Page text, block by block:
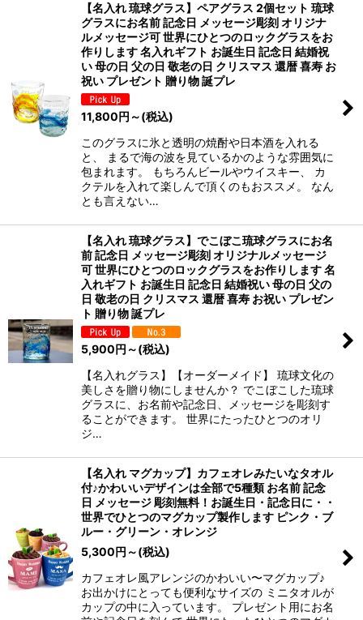
【名入れ 琉球グラス】ペアグラス 2個セット 琉球
グラスにお名前 記念日 メッセージ彫刻 オリジナ
ルメッセージ可 世界にひとつのロックグラスをお
作りします 名入れギフト お誕生日 記念日 結婚祝
い 母の日 父の日 敬老の日 クリスマス 還暦 喜寿 お
祝い プレゼント 贈り物 誕プレ
11,800円 ～(税込)
このグラスに氷と透明の焼酎や日本酒を入れる
と、 まるで海の波を見ているかのような雰囲気に
包まれます。 もちろんビールやウイスキー、 カ
クテルを入れて楽しんで頂くのもおススメ。 なん
とも言えない…
【名入れ 琉球グラス】でこぼこ琉球グラスにお名
前 記念日 メッセージ彫刻 オリジナルメッセージ
可 世界にひとつのロックグラスをお作りします 名
入れギフト お誕生日 記念日 結婚祝い 母の日 父の
日 敬老の日 クリスマス 還暦 喜寿 お祝い プレゼン
ト 贈り物 誕プレ
5,900円 ～(税込)
【名入れグラス】【オーダーメイド】 琉球文化の
美しさを贈り物にしませんか？ でこぼこした琉球
グラスに、お名前や記念日、メッセージを彫刻す
ることができます。 世界にたったひとつのオリ
ジ…
【名入れ マグカップ】カフェオレみたいなタオル
付♪かわいいデザインは全部で5種類 お名前 記念
日 メッセージ 彫刻無料！お誕生日・記念日に・・
世界でひとつのマグカップ製作します ピンク・ブ
ルー・グリーン・オレンジ
5,300円 ～(税込)
カフェオレ風アレンジのかわいい〜マグカップ♪
お出かけにとっても便利なサイズの ミニタオルが
カップの中に入っています。 プレゼント用にお名